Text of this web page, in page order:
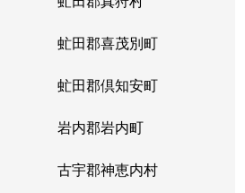
虻田郡喜茂別町
虻田郡倶知安町
岩内郡岩内町
古宇郡神恵内村